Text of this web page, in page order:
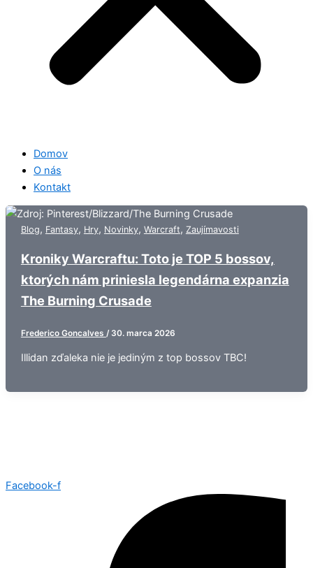
Domov
O nás
Kontakt
Blog, Fantasy, Hry, Novinky, Warcraft, Zaujímavosti
Kroniky Warcraftu: Toto je TOP 5 bossov,
ktorých nám priniesla legendárna expanzia
The Burning Crusade
Frederico Goncalves / 30. marca 2026
Illidan zďaleka nie je jediným z top bossov TBC!
Facebook-f